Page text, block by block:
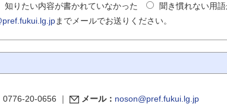
知りたい内容が書かれていなかった
聞き慣れない用
までメールでお送りください。
0776-20-0656 ｜ メール： noson@pref.fukui.lg.jp